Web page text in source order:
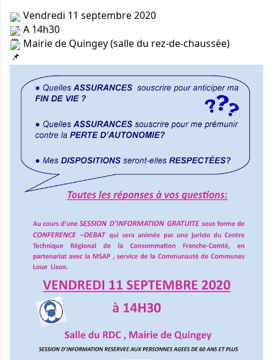
Vendredi 11 septembre 2020
A 14h30
Mairie de Quingey (salle du rez-de-chaussée)